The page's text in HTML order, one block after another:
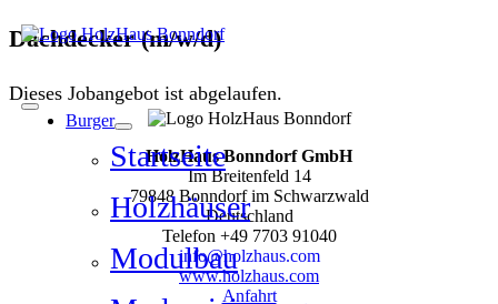
Zum
Inhalt
Burger
Startseite
Holzhäuser
Modulbau
Dachdecker (m/w/d)
Dieses Jobangebot ist abgelaufen.
HolzHaus Bonndorf GmbH
Im Breitenfeld 14
79848 Bonndorf im Schwarzwald
Deutschland
Telefon +49 7703 91040
info@holzhaus.com
www.holzhaus.com
Anfahrt